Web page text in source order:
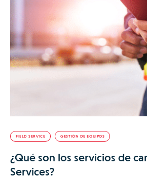
FIELD SERVICE GESTIÓN DE EQUIPOS
¿Qué son los servicios de
Services?